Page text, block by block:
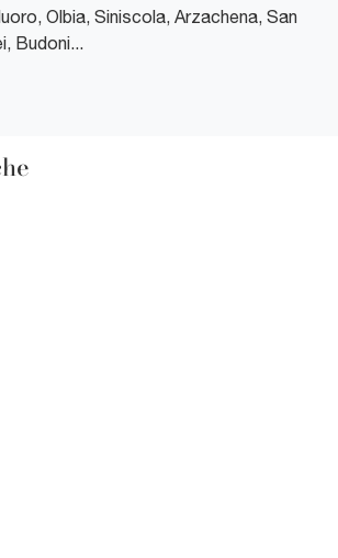
Olbia, Siniscola, Arzachena, San
Budoni...